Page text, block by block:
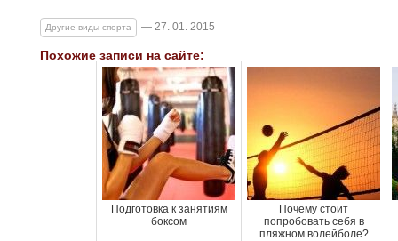
Другие виды спорта — 27. 01. 2015
Похожие записи на сайте:
Подготовка к занятиям
боксом
Почему стоит
попробовать себя в
пляжном волейболе?